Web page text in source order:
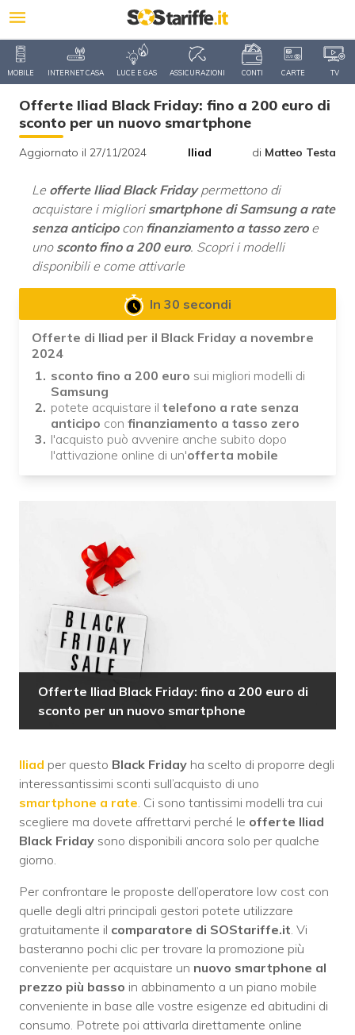
MOBILE INTERNET CASA LUCE E GAS ASSICURAZIONI CONTI CARTE TV
Offerte Iliad Black Friday: fino a 200 euro di
sconto per un nuovo smartphone
Aggiornato il 27/11/2024 Iliad di Matteo Testa
Le offerte Iliad Black Fridaypermettono di
acquistare i migliori smartphone di Samsung a rate
senza anticipoconfinanziamento a tasso zeroe
uno sconto fino a 200 euro. Scopri i modelli
disponibili e come attivarle
In 30 secondi
Offerte di Iliad per il Black Friday a novembre
2024
sconto fino a 200 euro sui migliori modelli di
Samsung
potete acquistare il telefono a rate senza
anticipo con finanziamento a tasso zero
l'acquisto può avvenire anche subito dopo
l'attivazione online di un'offerta mobile
Offerte Iliad Black Friday: fino a 200 euro di
sconto per un nuovo smartphone
Iliad per questo Black Friday ha scelto di proporre degli
interessantissimi sconti sull’acquisto di uno
smartphone a rate. Ci sono tantissimi modelli tra cui
scegliere ma dovete affrettarvi perché le offerte Iliad
Black Friday sono disponibili ancora solo per qualche
giorno.
Per confrontare le proposte dell’operatore low cost con
quelle degli altri principali gestori potete utilizzare
gratuitamente il comparatore di SOStariffe.it. Vi
basteranno pochi clic per trovare la promozione più
conveniente per acquistare un nuovo smartphone al
prezzo più basso in abbinamento a un piano mobile
conveniente in base alle vostre esigenze ed abitudini di
consumo. Potrete poi attivarla direttamente online